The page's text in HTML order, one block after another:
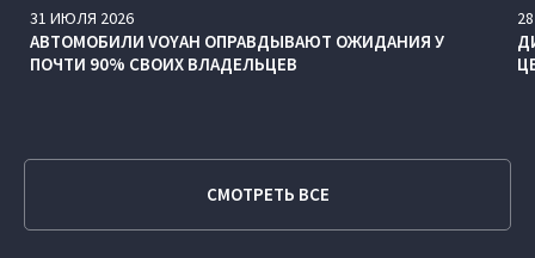
31 ИЮЛЯ 2026
АВТОМОБИЛИ VOYAH ОПРАВДЫВАЮТ ОЖИДАНИЯ У
ПОЧТИ 90% СВОИХ ВЛАДЕЛЬЦЕВ
28
СМОТРЕТЬ ВСЕ